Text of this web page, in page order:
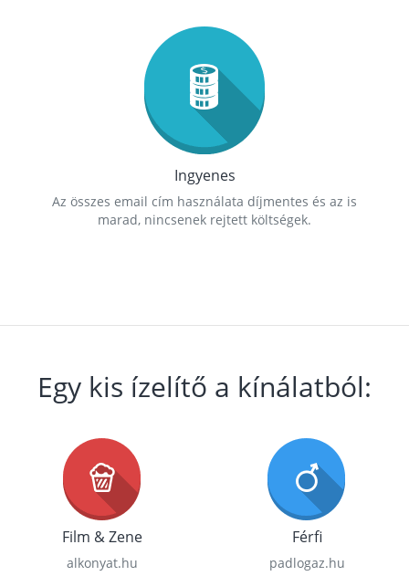
Ingyenes
Az összes email cím használata díjmentes és az is
marad, nincsenek rejtett költségek.
Egy kis ízelítő a kínálatból:
Film & Zene
alkonyat.hu
Férfi
padlogaz.hu